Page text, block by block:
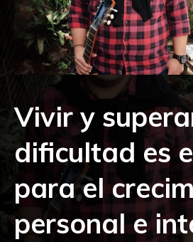
Vivir y
dificultad es
para el
personal e